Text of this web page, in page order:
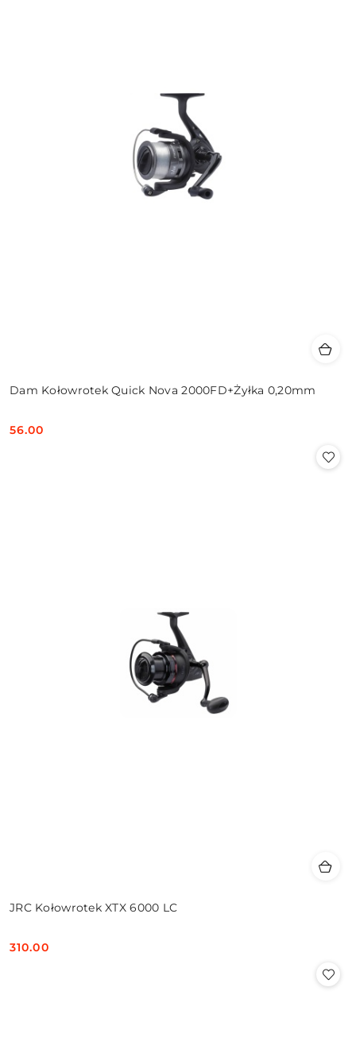
Dam Kołowrotek Quick Nova 2000FD+Żyłka 0,20mm
Cena:
56.00
JRC Kołowrotek XTX 6000 LC
Cena:
310.00